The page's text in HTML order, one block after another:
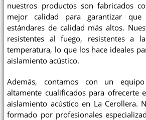
nuestros productos son fabricados
mejor calidad para garantizar
estándares de calidad más altos.
resistentes al fuego, resistentes a
temperatura, lo que los hace ideales
aislamiento acústico.
Además, contamos con un
altamente cualificados para ofrecerte
aislamiento acústico en La Cerollera.
formado por profesionales